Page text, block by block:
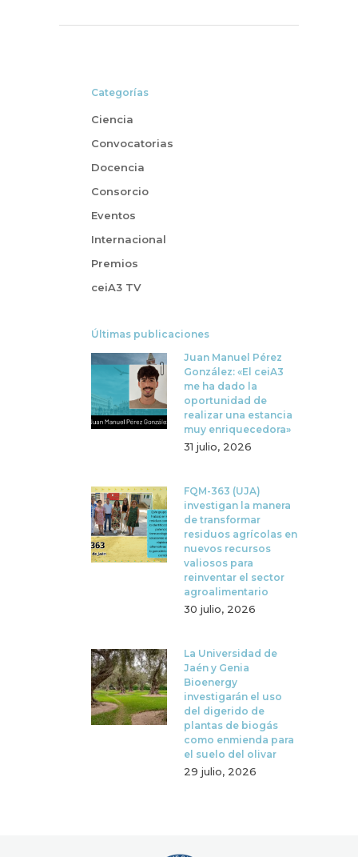
Categorías
Ciencia
Convocatorias
Docencia
Consorcio
Eventos
Internacional
Premios
ceiA3 TV
Últimas publicaciones
Juan Manuel Pérez
González: «El ceiA3
me ha dado la
oportunidad de
realizar una estancia
muy enriquecedora»
31 julio, 2026
FQM-363 (UJA)
investigan la manera
de transformar
residuos agrícolas en
nuevos recursos
valiosos para
reinventar el sector
agroalimentario
30 julio, 2026
La Universidad de
Jaén y Genia
Bioenergy
investigarán el uso
del digerido de
plantas de biogás
como enmienda para
el suelo del olivar
29 julio, 2026